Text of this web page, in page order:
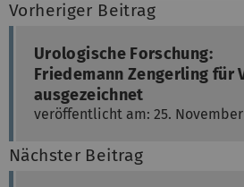
Vorheriger Beitrag
Urologische Forschung:
Friedemann Zengerling für
ausgezeichnet
veröffentlicht am: 25. November
Nächster Beitrag